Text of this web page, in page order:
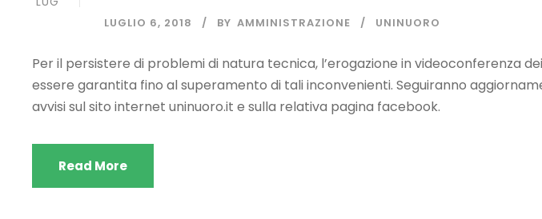
LUGLIO 6, 2018 BY AMMINISTRAZIONE UNINUORO
Per il persistere di problemi di natura tecnica, l’erogazione in videoconferenza
essere garantita fino al superamento di tali inconvenienti. Seguiranno
avvisi sul sito internet uninuoro.it e sulla relativa pagina facebook.
Read More